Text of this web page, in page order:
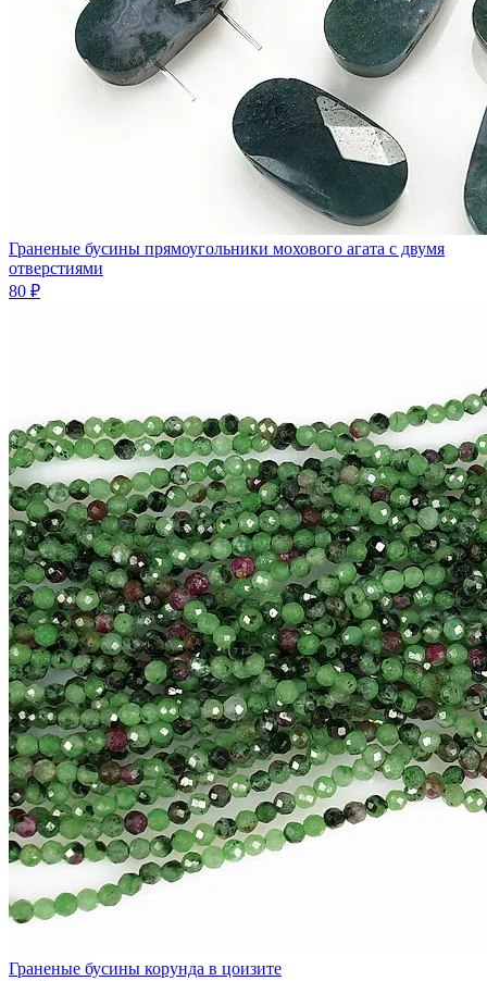
Граненые бусины прямоугольники мохового агата с двумя
отверстиями
80 ₽
Граненые бусины корунда в цоизите